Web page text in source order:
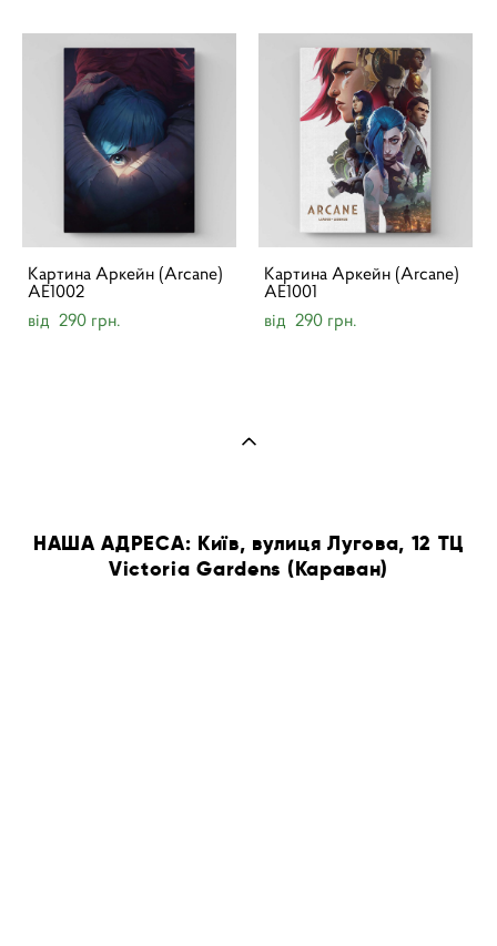
Картина Аркейн (Arcane)
AE1002
від 290 грн.
Картина Аркейн (Arcane)
AE1001
від 290 грн.
НАША АДРЕСА: Київ, вулиця Лугова, 12 ТЦ
Victoria Gardens (Караван)